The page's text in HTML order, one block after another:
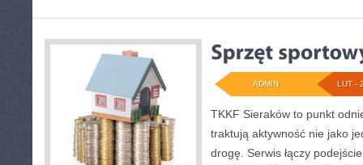
LUT -
ADMIN
TKKF Sieraków to punkt
traktują aktywność nie jako
drogę. Serwis łączy